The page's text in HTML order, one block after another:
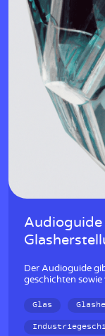
Audioguide
Der Audioguide
geschichten
Glas